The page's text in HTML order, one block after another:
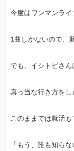
今度はワンマンライ
1曲しかないので、
でも、イシトビさん
真っ当な行き方をし
このままでは就活も
「もう、誰も知ら